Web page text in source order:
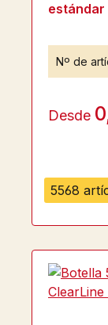
5568
estándar
Nº de
Desde